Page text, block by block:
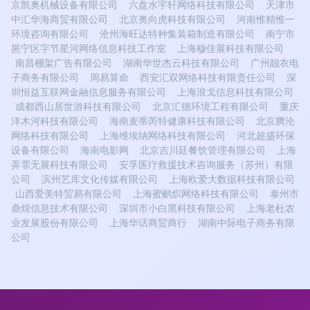
京凯奥机械设备有限公司 六盘水宇轩网络科技有限公司
天津市
中汇华海商贸有限公司
北京奥向虎科技有限公司
河南惟精惟一
环境咨询有限公司
沧州海旺达特种集装箱制造有限公司
南宁市
邕宁区字节星河网络信息科技工作室
上海穆佳展科技有限公司
南昌棚架广告有限公司
湖南华世杰云科技有限公司
广州靓衣电
子商务有限公司
周易算命 西安汇双网络科技有限责任公司
深
圳恒益互联网金融信息服务有限公司
上海浪戈信息科技有限公司
成都西山居世游科技有限公司
北京汇德环境工程有限公司
重庆
洋木河科技有限公司
海南麦蒂芮特健康科技有限公司
北京腾沦
网络科技有限公司
上海维埃纳网络科技有限公司
河北超盛环保
设备有限公司
海南电影网 北京吉川廷餐饮管理有限公司
上海
弄霏无展科技有限公司
安孚医疗救援技术咨询服务（苏州）有限
公司
滨州艺库文化传媒有限公司
上海欧爱大数据科技有限公司
山西爱美特贸易有限公司
上海蜜鹂炽网络科技有限公司
泰州市
鼎煌信息技术有限公司
深圳市小白黑科技有限公司
上海老杜农
业发展股份有限公司
上海华话商贸商行
湖南中际电子商务有限
公司